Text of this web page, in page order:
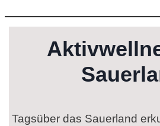
Tagsüber das Sauerland